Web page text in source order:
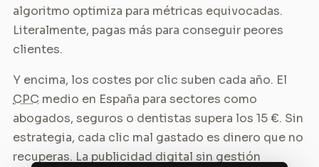
algoritmo optimiza para métricas equivocadas.
Literalmente, pagas más para conseguir peores
clientes.
Y encima, los costes por clic suben cada año. El
CPC medio en España para sectores como
abogados, seguros o dentistas supera los 15 €. Sin
estrategia, cada clic mal gastado es dinero que no
recuperas. La publicidad digital sin gestión